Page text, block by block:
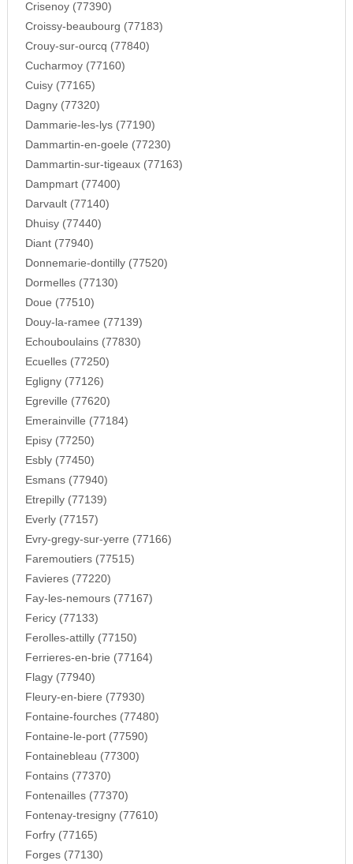
Crisenoy (77390)
Croissy-beaubourg (77183)
Crouy-sur-ourcq (77840)
Cucharmoy (77160)
Cuisy (77165)
Dagny (77320)
Dammarie-les-lys (77190)
Dammartin-en-goele (77230)
Dammartin-sur-tigeaux (77163)
Dampmart (77400)
Darvault (77140)
Dhuisy (77440)
Diant (77940)
Donnemarie-dontilly (77520)
Dormelles (77130)
Doue (77510)
Douy-la-ramee (77139)
Echouboulains (77830)
Ecuelles (77250)
Egligny (77126)
Egreville (77620)
Emerainville (77184)
Episy (77250)
Esbly (77450)
Esmans (77940)
Etrepilly (77139)
Everly (77157)
Evry-gregy-sur-yerre (77166)
Faremoutiers (77515)
Favieres (77220)
Fay-les-nemours (77167)
Fericy (77133)
Ferolles-attilly (77150)
Ferrieres-en-brie (77164)
Flagy (77940)
Fleury-en-biere (77930)
Fontaine-fourches (77480)
Fontaine-le-port (77590)
Fontainebleau (77300)
Fontains (77370)
Fontenailles (77370)
Fontenay-tresigny (77610)
Forfry (77165)
Forges (77130)